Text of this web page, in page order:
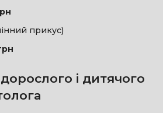
прикус)
і дитячого